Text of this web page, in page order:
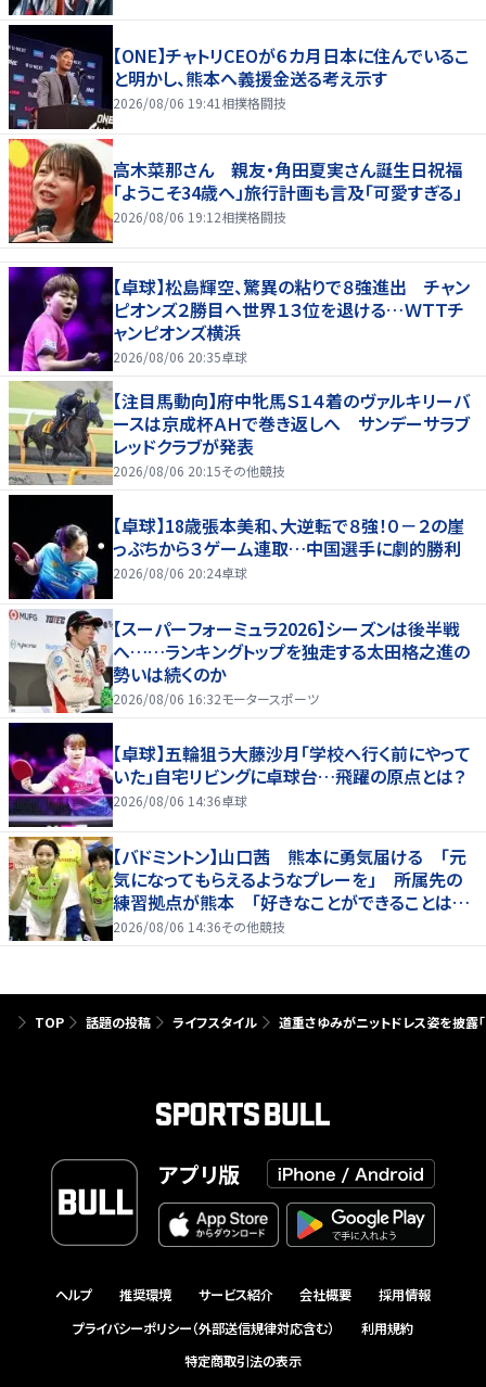
【ONE】チャトリCEOが６カ月日本に住んでいるこ
と明かし、熊本へ義援金送る考え示す
2026/08/06 19:41 相撲格闘技
高木菜那さん 親友・角田夏実さん誕生日祝福
「ようこそ34歳へ」旅行計画も言及「可愛すぎる」
2026/08/06 19:12相撲格闘技
【卓球】松島輝空、驚異の粘りで８強進出 チャン
ピオンズ２勝目へ世界１３位を退ける…ＷＴＴチ
ャンピオンズ横浜
2026/08/06 20:35卓球
【注目馬動向】府中牝馬Ｓ１４着のヴァルキリーバ
ースは京成杯ＡＨで巻き返しへ サンデーサラブ
レッドクラブが発表
2026/08/06 20:15その他競技
【卓球】18歳張本美和、大逆転で８強！０－２の崖
っぷちから３ゲーム連取…中国選手に劇的勝利
2026/08/06 20:24卓球
【スーパーフォーミュラ2026】シーズンは後半戦
へ……ランキングトップを独走する太田格之進の
勢いは続くのか
2026/08/06 16:32モータースポーツ
【卓球】五輪狙う大藤沙月「学校へ行く前にやって
いた」自宅リビングに卓球台…飛躍の原点とは？
2026/08/06 14:36卓球
【バドミントン】山口茜 熊本に勇気届ける 「元
気になってもらえるようなプレーを」 所属先の
練習拠点が熊本 「好きなことができることは当
たり前じゃない」
2026/08/06 14:36その他競技
TOP 話題の投稿 ライフスタイル 道重さゆみがニットドレス姿を披露
アプリ版
ヘルプ 推奨環境 サービス紹介 会社概要
採用情報
プライバシーポリシー（外部送信規律対応含む）
利用規約
特定商取引法の表示